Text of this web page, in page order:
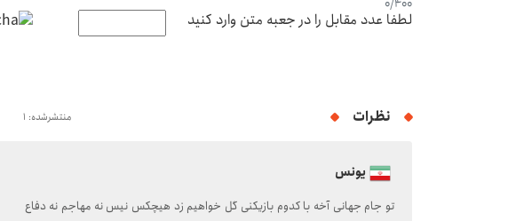
لطفا عدد مقابل را در جعبه متن وارد کنید
نظرات منتشرشده: 1
یونس
تو جام جهانی آخه با کدوم بازیکنی گل خواهیم زد هیچکس نیس نه مهاجم نه دفاع